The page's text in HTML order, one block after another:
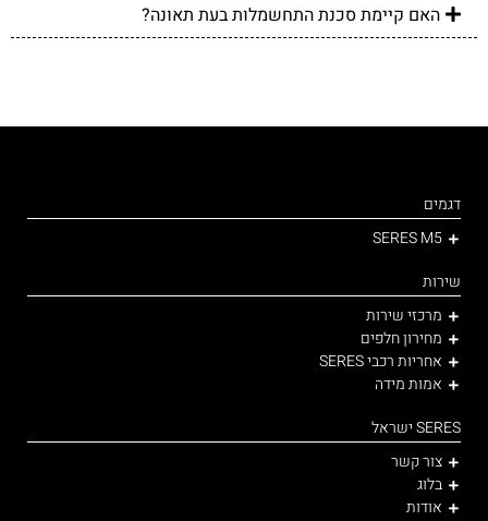
האם קיימת סכנת התחשמלות בעת תאונה?
דגמים
SERES M5
שירות
מרכזי שירות
מחירון חלפים
אחריות רכבי SERES
אמות מידה
SERES ישראל
צור קשר
בלוג
אודות